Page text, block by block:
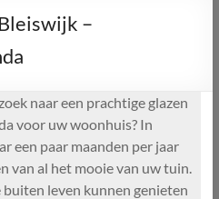
–
naar een prachtige glazen
voor uw woonhuis? In
een paar maanden per jaar
van al het mooie van uw tuin.
leven kunnen genieten